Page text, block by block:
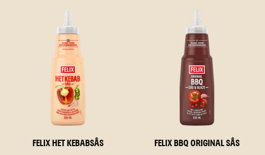
Felix Het Kebabsås Felix BBQ Original Sås